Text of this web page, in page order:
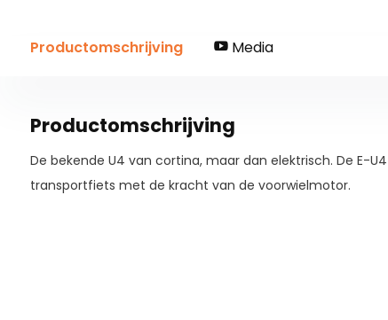
Productomschrijving Media
Productomschrijving
De bekende U4 van cortina, maar dan elektrisch. De E-
transportfiets met de kracht van de voorwielmotor.